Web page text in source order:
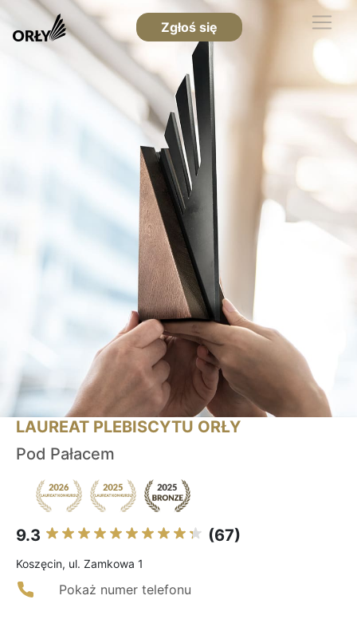
Zgłoś się
LAUREAT PLEBISCYTU ORŁY
Pod Pałacem
9.3 (67)
Koszęcin, ul. Zamkowa 1
Pokaż numer telefonu